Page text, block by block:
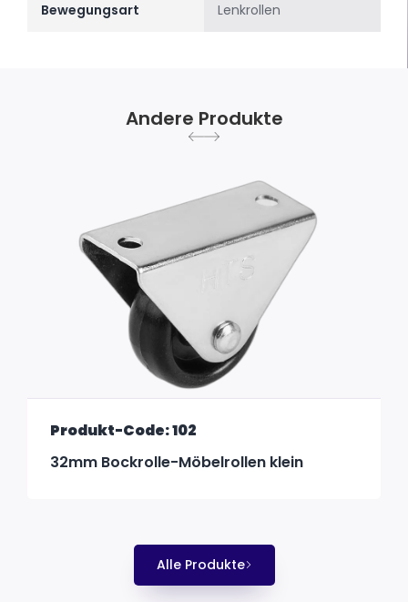
Bewegungsart Lenkrollen
Andere Produkte
Produkt-Code: 102
32mm Bockrolle-Möbelrollen klein
Alle Produkte